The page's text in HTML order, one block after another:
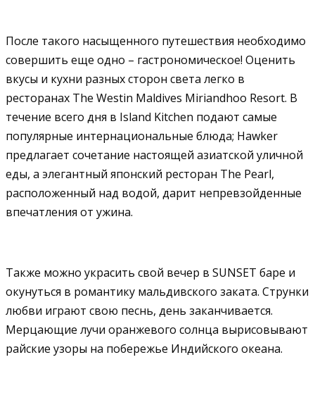
После такого насыщенного путешествия необходимо
совершить еще одно – гастрономическое! Оценить
вкусы и кухни разных сторон света легко в
ресторанах The Westin Maldives Miriandhoo Resort. В
течение всего дня в Island Kitchen подают самые
популярные интернациональные блюда; Hawker
предлагает сочетание настоящей азиатской уличной
еды, а элегантный японский ресторан The Pearl,
расположенный над водой, дарит непревзойденные
впечатления от ужина.
Также можно украсить свой вечер в SUNSET баре и
окунуться в романтику мальдивского заката. Струнки
любви играют свою песнь, день заканчивается.
Мерцающие лучи оранжевого солнца вырисовывают
райские узоры на побережье Индийского океана.